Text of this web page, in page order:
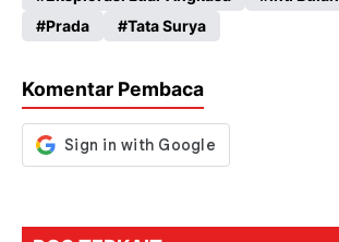
o
k
A
p
a
n
er
Prada
Tata Surya
Komentar Pembaca